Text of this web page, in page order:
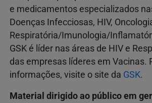
e medicamentos especializados
Doenças Infecciosas, HIV,
Respiratória/Imunologia/
GSK é líder nas áreas de HIV e
das empresas líderes em Vacinas.
informações, visite o site da GSK.
Material dirigido ao público em